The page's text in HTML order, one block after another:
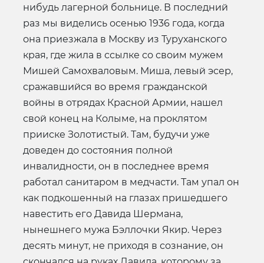
нибудь лагерной больнице. В последний
раз мы виделись осенью 1936 года, когда
она приезжала в Москву из Туруханского
края, где жила в ссылке со своим мужем
Мишей Самохваловым. Миша, левый эсер,
сражавшийся во время гражданской
войны в отрядах Красной Армии, нашел
свой конец на Колыме, на проклятом
прииске Золотистый. Там, будучи уже
доведен до состояния полной
инвалидности, он в последнее время
работал санитаром в медчасти. Там упал он
как подкошенный на глазах пришедшего
навестить его Давида Шермана,
нынешнего мужа Бэллочки Якир. Через
десять минут, не приходя в сознание, он